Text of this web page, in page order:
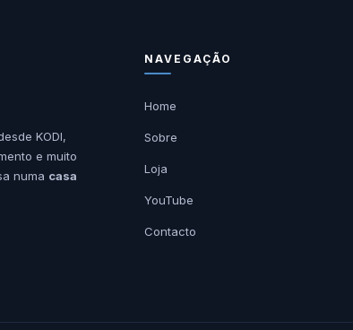
KODI,
e muito
numa casa
NAVEGAÇÃO
Home
Sobre
Loja
YouTube
Contacto